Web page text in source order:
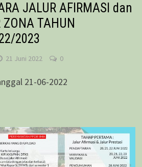
JALUR AFIRMASI dan
ZONA TAHUN
2023
21 Juni 2022 0
21-06-2022